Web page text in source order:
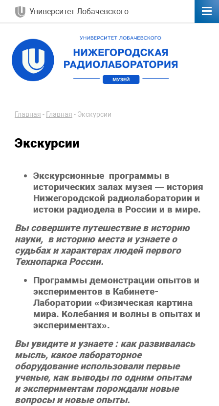
Университет Лобачевского
Главная - Главная - Экскурсии
Экскурсии
Экскурсионные программы в
исторических залах музея — история
Нижегородской радиолаборатории и
истоки радиодела в России и в мире.
Вы совершите путешествие в историю
науки, в историю места и узнаете о
судьбах и характерах людей первого
Технопарка России.
Программы демонстрации опытов и
экспериментов в Кабинете-
Лаборатории «Физическая картина
мира. Колебания и волны в опытах и
экспериментах».
Вы увидите и узнаете : как развивалась
мысль, какое лабораторное
оборудование использовали первые
ученые, как выводы по одним опытам
и экспериментам порождали новые
вопросы и новые опыты.